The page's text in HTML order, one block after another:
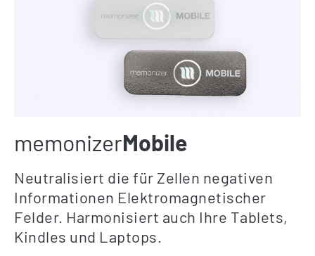
memonizerMobile
Neutralisiert die für Zellen negativen
Informationen Elektromagnetischer
Felder. Harmonisiert auch Ihre Tablets,
Kindles und Laptops.